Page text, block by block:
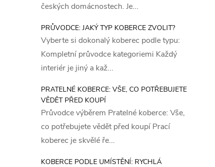
českých domácnostech. Je...
PRŮVODCE: JAKÝ TYP KOBERCE ZVOLIT?
Vyberte si dokonalý koberec podle typu:
Kompletní průvodce kategoriemi Každý
interiér je jiný a kaž...
PRATELNÉ KOBERCE: VŠE, CO POTŘEBUJETE
VĚDĚT PŘED KOUPÍ
Průvodce výběrem Pratelné koberce: Vše,
co potřebujete vědět před koupí Prací
koberec je skvělé ře...
KOBERCE PODLE UMÍSTĚNÍ: RYCHLÁ